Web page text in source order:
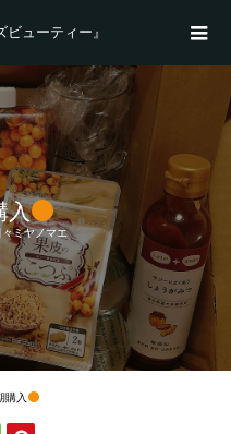
ューティー』
入
々ミヤノマエ
購入